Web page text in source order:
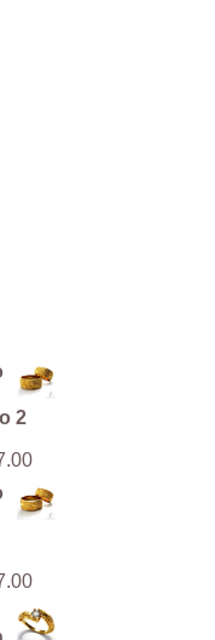
2
Rango
precios:
hasta
Rango
de
precios: